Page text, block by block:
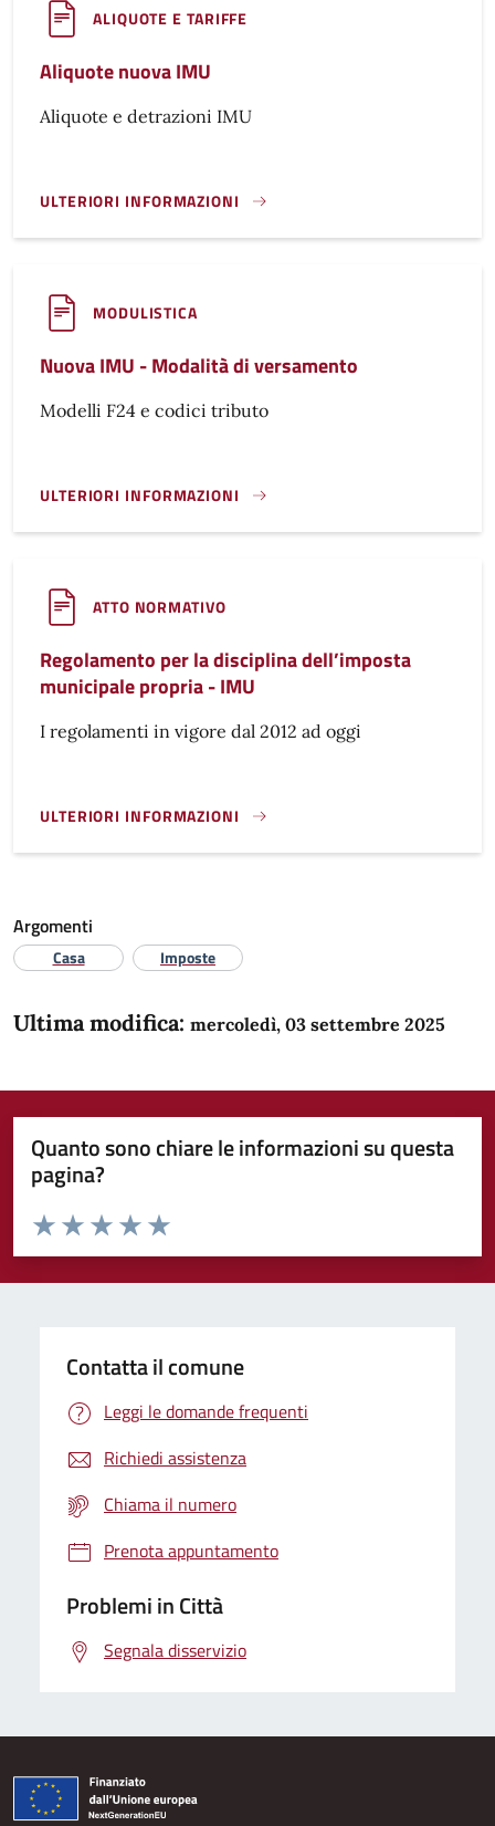
ALIQUOTE E TARIFFE
Aliquote nuova IMU
Aliquote e detrazioni IMU
ULTERIORI INFORMAZIONI
ALIQUOTE NUOVA IMU}
MODULISTICA
Nuova IMU - Modalità di versamento
Modelli F24 e codici tributo
ULTERIORI INFORMAZIONI
NUOVA IMU - MODALITÀ DI VERSAMENTO}
ATTO NORMATIVO
Regolamento per la disciplina dell’imposta
municipale propria - IMU
I regolamenti in vigore dal 2012 ad oggi
ULTERIORI INFORMAZIONI
REGOLAMENTO PER LA DISCIPLINA DELL’IMPOSTA
Argomenti
Casa Imposte
Ultima modifica: mercoledì, 03 settembre 2025
Quanto sono chiare le informazioni su questa
pagina?
Domanda
Valuta da 1 a 5 stelle la pagina
Valuta 5 stelle su 5
Valuta 4 stelle su 5
Valuta 3 stelle su 5
Valuta 2 stelle su 5
Valuta 1 stelle su 5
Contatta il comune
Leggi le domande frequenti
Richiedi assistenza
Chiama il numero
Prenota appuntamento
Problemi in Città
Segnala disservizio